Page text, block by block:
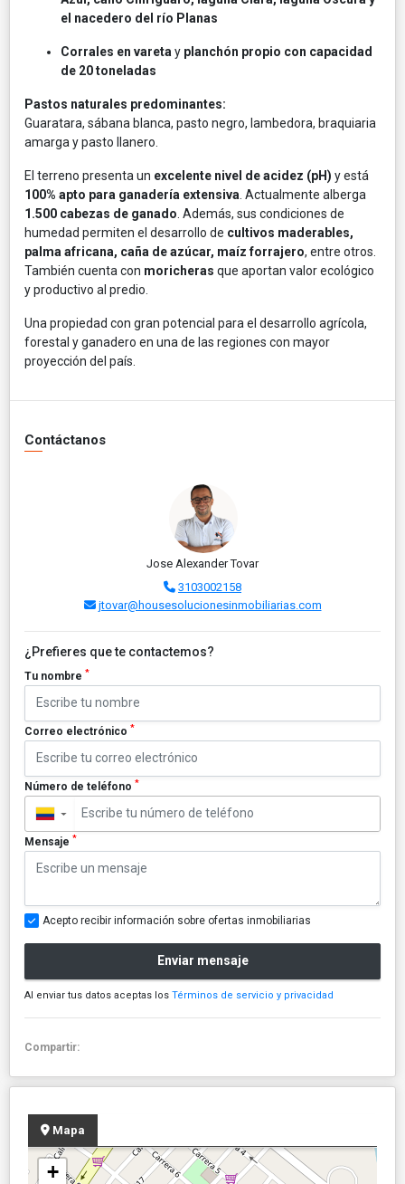
el nacedero del río Planas
Corrales en vareta y planchón propio con capacidad
de 20 toneladas
Pastos naturales predominantes:
Guaratara, sábana blanca, pasto negro, lambedora, braquiaria
amarga y pasto llanero.
El terreno presenta un excelente nivel de acidez (pH) y está
100% apto para ganadería extensiva . Actualmente alberga
1.500 cabezas de ganado . Además, sus condiciones de
humedad permiten el desarrollo de cultivos maderables,
palma africana, caña de azúcar, maíz forrajero, entre otros.
También cuenta con moricheras que aportan valor ecológico
y productivo al predio.
Una propiedad con gran potencial para el desarrollo agrícola,
forestal y ganadero en una de las regiones con mayor
proyección del país.
Contáctanos
Jose Alexander Tovar
3103002158
jtovar@housesolucionesinmobiliarias.com
¿Prefieres que te contactemos?
Tu nombre *
Correo electrónico *
Número de teléfono *
▼
Mensaje *
Acepto recibir información sobre ofertas inmobiliarias
Enviar mensaje
Al enviar tus datos aceptas los Términos de servicio y privacidad
Compartir:
Mapa
+